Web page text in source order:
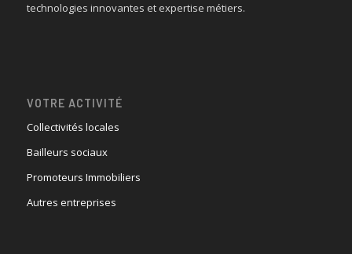
technologies innovantes et expertise métiers.
VOTRE ACTIVITÉ
Collectivités locales
Bailleurs sociaux
Promoteurs Immobiliers
Autres entreprises